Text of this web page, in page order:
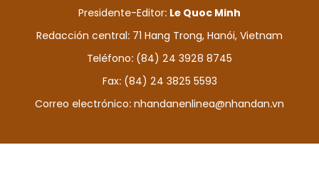
Presidente-Editor: Le Quoc Minh
Redacción central: 71 Hang Trong, Hanói, Vietnam
Teléfono: (84) 24 3928 8745
Fax: (84) 24 3825 5593
Correo electrónico: nhandanenlinea@nhandan.vn